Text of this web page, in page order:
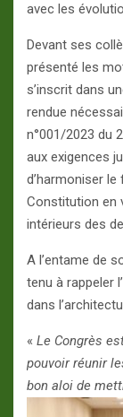
avec les
Devant ses
présenté les
s’inscrit dans
rendue
n°001/2023 du
aux exigences
d’harmoniser
Constitution en
intérieurs des
A l’entame de
tenu à rappeler
dans
« Le Congrès
pouvoir réunir
bon aloi de